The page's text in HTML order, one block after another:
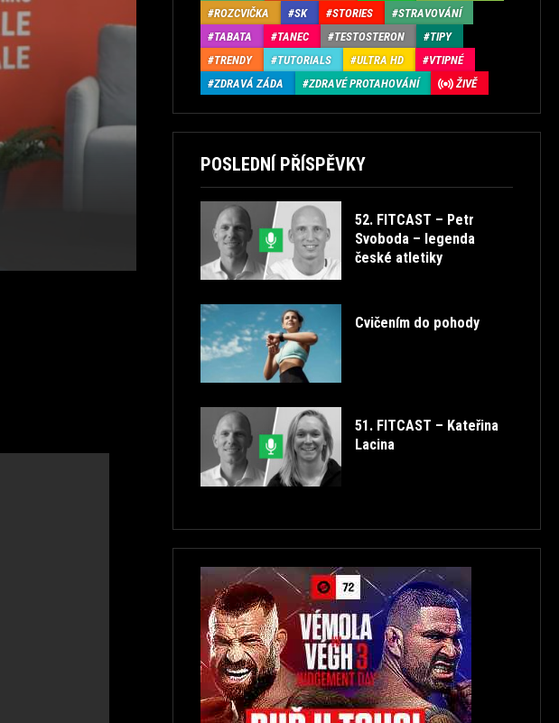
ROZCVIČKA
SK STORIES
STRAVOVÁNÍ
TABATA
TANEC TESTOSTERON
TIPY
TRENDY
TUTORIALS ULTRA HD
VTIPNÉ
ZDRAVÁ ZÁDA
ZDRAVÉ PROTAHOVÁNÍ ŽIVĚ
POSLEDNÍ PŘÍSPĚVKY
52. FITCAST – Petr
Svoboda – legenda
české atletiky
Cvičením do pohody
51. FITCAST – Kateřina
Lacina